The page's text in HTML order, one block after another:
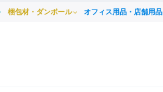
梱包材・ダンボール オフィス用品・店舗用品